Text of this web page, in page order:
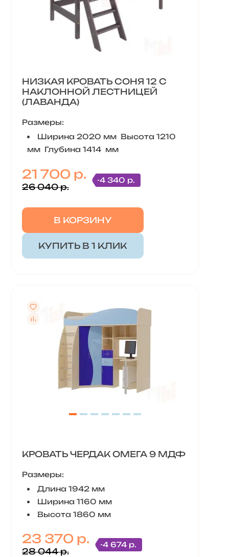
НИЗКАЯ КРОВАТЬ СОНЯ 12 С
НАКЛОННОЙ ЛЕСТНИЦЕЙ
(ЛАВАНДА)
Размеры:
Ширина 2020 мм Высота 1210
мм Глубина 1414 мм
21 700 р.
26 040 р.
-4 340 р.
В КОРЗИНУ
КУПИТЬ В 1 КЛИК
КРОВАТЬ ЧЕРДАК ОМЕГА 9 МДФ
Размеры:
Длина 1942 мм
Ширина 1160 мм
Высота 1860 мм
23 370 р.
28 044 р.
-4 674 р.